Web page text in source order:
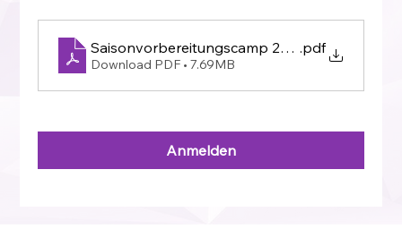
Saisonvorbereitungscamp 2027.pdf
Download PDF • 7.69MB
Anmelden